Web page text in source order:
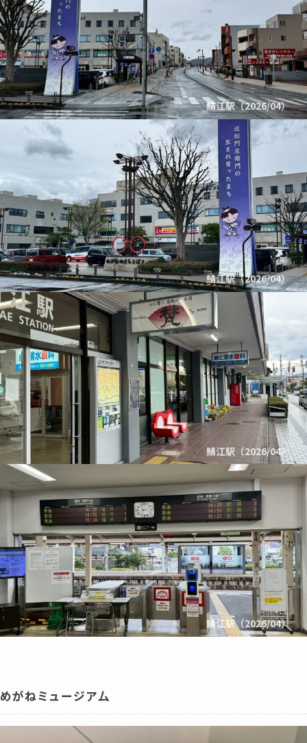
鯖江駅（2026/04）
鯖江駅（2026/04）
鯖江駅（2026/04）
鯖江駅（2026/04）
めがねミュージア厶